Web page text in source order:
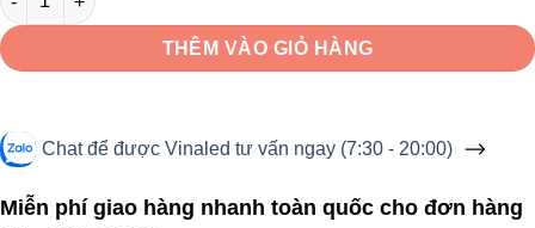
THÊM VÀO GIỎ HÀNG
Chat để được Vinaled tư vấn ngay (7:30 - 20:00)
Miễn phí giao hàng nhanh toàn quốc cho đơn hàng